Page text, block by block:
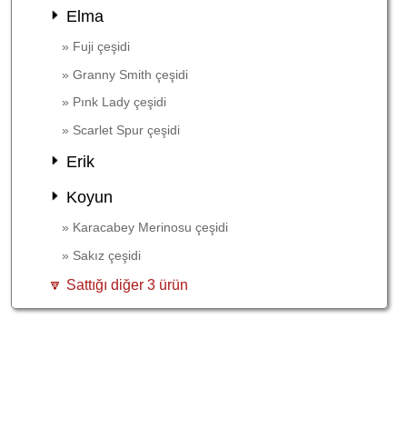
Elma
» Fuji çeşidi
» Granny Smith çeşidi
» Pınk Lady çeşidi
» Scarlet Spur çeşidi
Erik
Koyun
» Karacabey Merinosu çeşidi
» Sakız çeşidi
🔽 Sattığı diğer 3 ürün